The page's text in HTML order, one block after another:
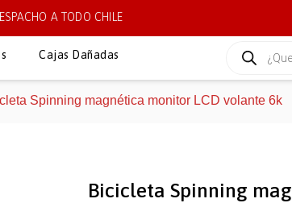
A TODO CHILE
Cajas Dañadas
Spinning magnética monitor LCD volante 6k
Bicicleta Spinning